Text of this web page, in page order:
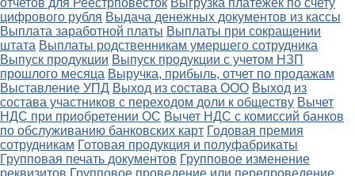
отчетов для Реестрповесток Выгрузка платежек по счету
цифрового рубля Выдача денежных документов из кассы
Выплата заработной платы Выплаты при сокращении
штата Выплаты родственникам умершего сотрудника
Выпуск продукции Выпуск продукции с учетом НЗП
прошлого месяца Выручка, прибыль, отчет по продажам
Выставление УПД Выход из состава ООО Выход из
состава участников с переходом доли к обществу Вычет
НДС при приобретении ОС Вычет НДС с комиссий банков
по обслуживанию банковских карт Годовая премия
сотрудникам Готовая продукция и полуфабрикаты
Групповая печать документов Групповое изменение
реквизитов Групповое проведение или перепроведение